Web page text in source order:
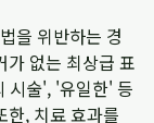
을 위반하는 경
가 없는 최상급 표
시술', '유일한' 등
한, 치료 효과를